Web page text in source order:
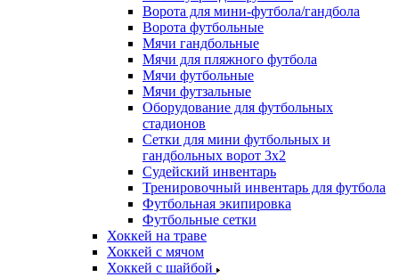
Ворота для мини-футбола/гандбола
Ворота футбольные
Мячи гандбольные
Мячи для пляжного футбола
Мячи футбольные
Мячи футзальные
Оборудование для футбольных
стадионов
Сетки для мини футбольных и
гандбольных ворот 3х2
Судейский инвентарь
Тренировочный инвентарь для футбола
Футбольная экипировка
Футбольные сетки
Хоккей на траве
Хоккей с мячом
Хоккей с шайбой